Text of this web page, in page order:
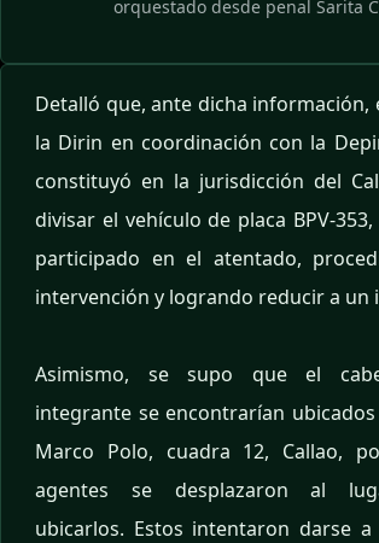
orquestado desde penal Sarita
Detalló que, ante dicha información,
la Dirin en coordinación con la
constituyó en la jurisdicción del
divisar el vehículo de placa BPV-
participado en el atentado,
intervención y logrando reducir a un
Asimismo, se supo que el
integrante se encontrarían
Marco Polo, cuadra 12, Callao,
agentes se desplazaron al
ubicarlos. Estos intentaron darse